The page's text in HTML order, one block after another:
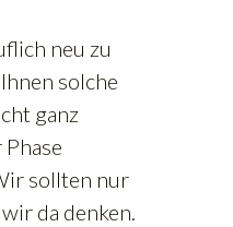
neu zu
solche
ganz
sollten nur
da denken.